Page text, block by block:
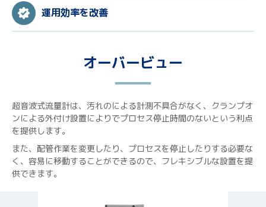
運用効率を改善
オーバービュー
超音波式流量計は、汚れのによる計測不具合がなく、クランプオ
ンによる外付け設置によりでプロセス停止時間のないという利点
を提供します。
また、配管作業を変更したり、プロセスを停止したりする必要な
く、容易に移動することができるので、フレキシブルな設置を提
供できます。